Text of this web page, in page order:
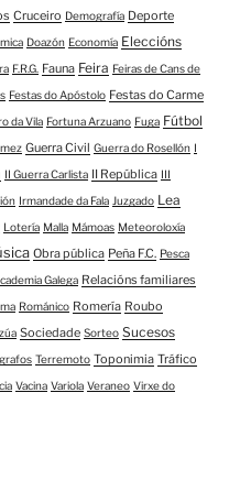
Cruceiro Demografía Deporte
Doazón Economía Eleccións
F.R.G. Fauna Feira Feiras de Cans de
Festas do Apóstolo Festas do Carme
da Vila Fortuna Arzuano Fuga Fútbol
Guerra Civil Guerra do Rosellón I
II Guerra Carlista II República III
Irmandade da Fala Juzgado Lea
Lotería Malla Mámoas Meteoroloxía
Obra pública Peña F.C. Pesca
Galega Relacións familiares
Románico Romería Roubo
Sociedade Sorteo Sucesos
Terremoto Toponimia Tráfico
Vacina Variola Veraneo Virxe do